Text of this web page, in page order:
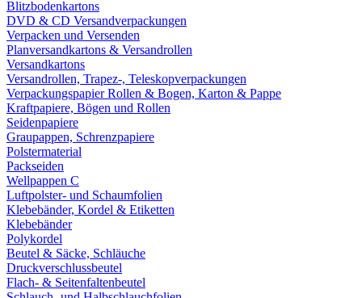
Blitzbodenkartons
DVD & CD Versandverpackungen
Verpacken und Versenden
Planversandkartons & Versandrollen
Versandkartons
Versandrollen, Trapez-, Teleskopverpackungen
Verpackungspapier Rollen & Bogen, Karton & Pappe
Kraftpapiere, Bögen und Rollen
Seidenpapiere
Graupappen, Schrenzpapiere
Polstermaterial
Packseiden
Wellpappen C
Luftpolster- und Schaumfolien
Klebebänder, Kordel & Etiketten
Klebebänder
Polykordel
Beutel & Säcke, Schläuche
Druckverschlussbeutel
Flach- & Seitenfaltenbeutel